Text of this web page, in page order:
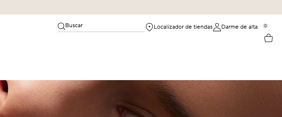
Buscar Localizador de tiendas Darme de alta 0